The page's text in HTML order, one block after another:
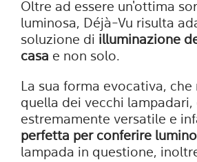
Oltre ad essere un'ottima
luminosa, Déjà-Vu risulta
soluzione di illuminazione
casa e non solo.
La sua forma evocativa, che
quella dei vecchi lampadari,
estremamente versatile e
perfetta per conferire
lampada in questione,